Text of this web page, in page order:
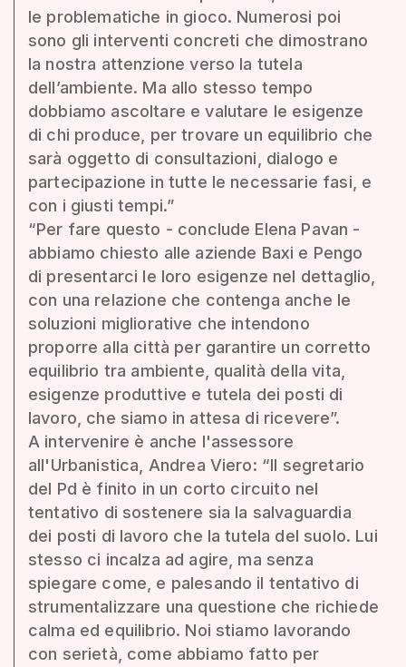
le problematiche in gioco. Numerosi poi
sono gli interventi concreti che dimostrano
la nostra attenzione verso la tutela
dell’ambiente. Ma allo stesso tempo
dobbiamo ascoltare e valutare le esigenze
di chi produce, per trovare un equilibrio che
sarà oggetto di consultazioni, dialogo e
partecipazione in tutte le necessarie fasi, e
con i giusti tempi.”
“Per fare questo - conclude Elena Pavan -
abbiamo chiesto alle aziende Baxi e Pengo
di presentarci le loro esigenze nel dettaglio,
con una relazione che contenga anche le
soluzioni migliorative che intendono
proporre alla città per garantire un corretto
equilibrio tra ambiente, qualità della vita,
esigenze produttive e tutela dei posti di
lavoro, che siamo in attesa di ricevere”.
A intervenire è anche l'assessore
all'Urbanistica, Andrea Viero: “Il segretario
del Pd è finito in un corto circuito nel
tentativo di sostenere sia la salvaguardia
dei posti di lavoro che la tutela del suolo. Lui
stesso ci incalza ad agire, ma senza
spiegare come, e palesando il tentativo di
strumentalizzare una questione che richiede
calma ed equilibrio. Noi stiamo lavorando
con serietà, come abbiamo fatto per